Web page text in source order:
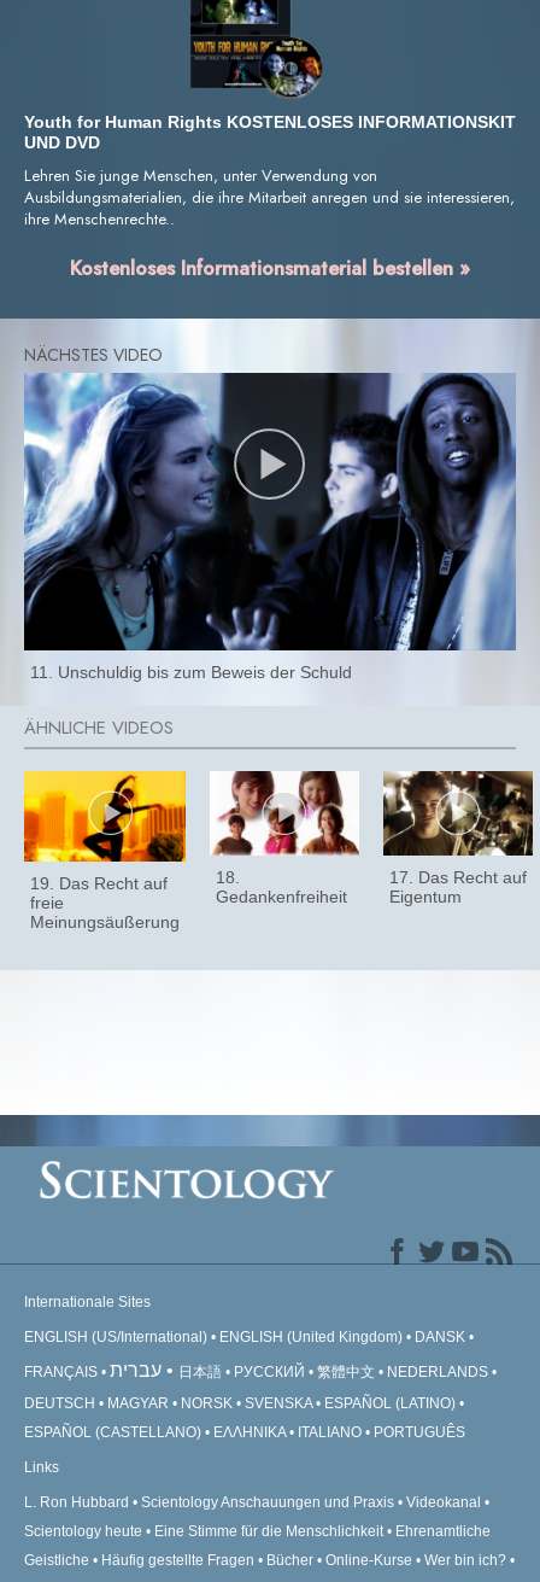
Youth for Human Rights KOSTENLOSES INFORMATIONSKIT
UND DVD
Lehren Sie junge Menschen, unter Verwendung von
Ausbildungsmaterialien, die ihre Mitarbeit anregen und sie interessieren,
ihre Menschenrechte..
Kostenloses Informationsmaterial bestellen »
11. Unschuldig bis zum Beweis der Schuld
19. Das Recht auf
freie
Meinungsäußerung
18.
Gedankenfreiheit
17. Das Recht auf
Eigentum
Internationale Sites
ENGLISH (US/International) ENGLISH (United Kingdom) DANSK
FRANÇAIS עברית 日本語 РУССКИЙ 繁體中文
NEDERLANDS
DEUTSCH
MAGYAR NORSK SVENSKA
ESPAÑOL (LATINO)
ESPAÑOL (CASTELLANO)
ΕΛΛΗΝΙΚA ITALIANO PORTUGUÊS
Links
L. Ron Hubbard Scientology Anschauungen und Praxis
Videokanal
Scientology heute
Eine Stimme für die Menschlichkeit
Ehrenamtliche
Geistliche
Häufig gestellte Fragen Bücher Online-Kurse
Wer bin ich?